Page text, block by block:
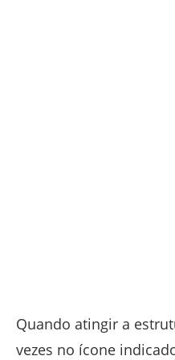
Quando atingir a
vezes no ícone